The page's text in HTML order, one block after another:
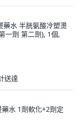
藥水 半胱氨酸冷塑燙
一劑 第二劑), 1個,
送達
水 1劑軟化+2劑定